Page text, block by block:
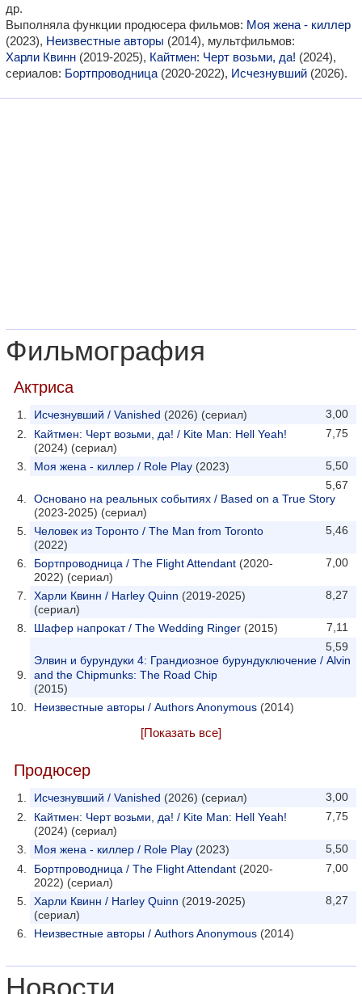
др.
Выполняла функции продюсера фильмов: Моя жена - киллер
(2023), Неизвестные авторы (2014), мультфильмов:
Харли Квинн (2019-2025), Кайтмен: Черт возьми, да! (2024),
сериалов: Бортпроводница (2020-2022), Исчезнувший (2026).
Фильмография
Актриса
3,00
Исчезнувший / Vanished (2026) (сериал)
7,75
Кайтмен: Черт возьми, да! / Kite Man: Hell Yeah!
(2024) (сериал)
5,50
Моя жена - киллер / Role Play (2023)
5,67
Основано на реальных событиях / Based on a True Story
(2023-2025) (сериал)
5,46
Человек из Торонто / The Man from Toronto
(2022)
7,00
Бортпроводница / The Flight Attendant (2020-
2022) (сериал)
8,27
Харли Квинн / Harley Quinn (2019-2025)
(сериал)
7,11
Шафер напрокат / The Wedding Ringer (2015)
5,59
Элвин и бурундуки 4: Грандиозное бурундуключение / Alvin
and the Chipmunks: The Road Chip
(2015)
Неизвестные авторы / Authors Anonymous (2014)
[Показать все]
Продюсер
3,00
Исчезнувший / Vanished (2026) (сериал)
7,75
Кайтмен: Черт возьми, да! / Kite Man: Hell Yeah!
(2024) (сериал)
5,50
Моя жена - киллер / Role Play (2023)
7,00
Бортпроводница / The Flight Attendant (2020-
2022) (сериал)
8,27
Харли Квинн / Harley Quinn (2019-2025)
(сериал)
Неизвестные авторы / Authors Anonymous (2014)
Новости